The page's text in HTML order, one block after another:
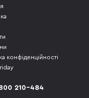
конфіденційності
210-484